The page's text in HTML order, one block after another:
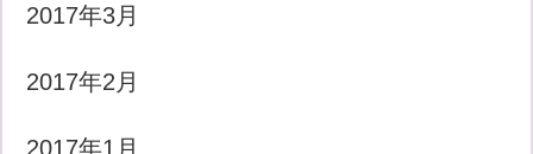
2017年3月
2017年2月
2017年1月